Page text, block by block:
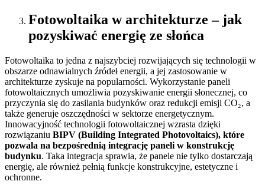
Fotowoltaika w architekturze – jak
pozyskiwać energię ze słońca
Fotowoltaika to jedna z najszybciej rozwijających się technologii w
obszarze odnawialnych źródeł energii, a jej zastosowanie w
architekturze zyskuje na popularności. Wykorzystanie paneli
fotowoltaicznych umożliwia pozyskiwanie energii słonecznej, co
przyczynia się do zasilania budynków oraz redukcji emisji CO₂, a
także generuje oszczędności w sektorze energetycznym.
Innowacyjność technologii fotowoltaicznej wzrasta dzięki
rozwiązaniu BIPV (Building Integrated Photovoltaics), które
pozwala na bezpośrednią integrację paneli w konstrukcję
budynku. Taka integracja sprawia, że panele nie tylko dostarczają
energię, ale również pełnią funkcje konstrukcyjne, estetyczne i
ochronne.